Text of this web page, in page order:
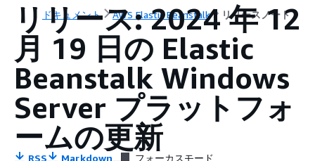
ドキュメント AWS Elastic Beanstalk リリースノート
リリース: 2024 年 12
月 19 日の Elastic
Beanstalk Windows
Server プラットフォ
ームの更新
RSS Markdown フォーカスモード